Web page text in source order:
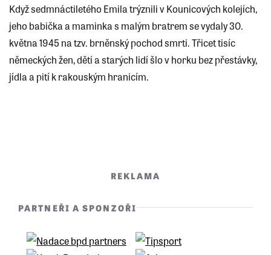
Když sedmnáctiletého Emila trýznili v Kounicových kolejích,
jeho babička a maminka s malým bratrem se vydaly 30.
května 1945 na tzv. brněnský pochod smrti. Třicet tisíc
německých žen, dětí a starých lidí šlo v horku bez přestávky,
jídla a pití k rakouským hranicím.
REKLAMA
PARTNEŘI A SPONZOŘI